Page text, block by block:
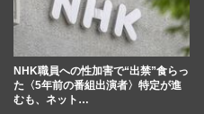
NHK職員への性加害で“出禁”食らっ
た〈5年前の番組出演者〉特定が進
むも、ネット…